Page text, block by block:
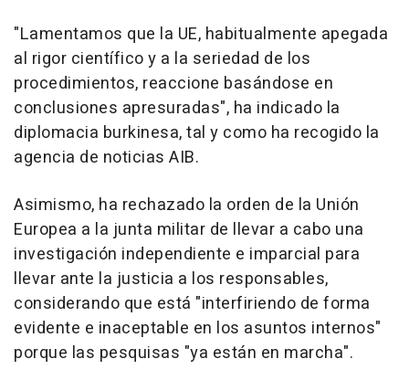
"Lamentamos que la UE, habitualmente apegada
al rigor científico y a la seriedad de los
procedimientos, reaccione basándose en
conclusiones apresuradas", ha indicado la
diplomacia burkinesa, tal y como ha recogido la
agencia de noticias AIB.
Asimismo, ha rechazado la orden de la Unión
Europea a la junta militar de llevar a cabo una
investigación independiente e imparcial para
llevar ante la justicia a los responsables,
considerando que está "interfiriendo de forma
evidente e inaceptable en los asuntos internos"
porque las pesquisas "ya están en marcha".